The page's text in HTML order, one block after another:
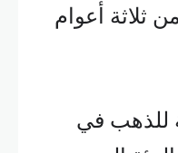
ثلاثة أعوام
للذهب في